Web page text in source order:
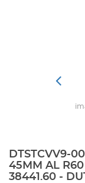
DTSTCVV9-
45MM AL
38441.60 -